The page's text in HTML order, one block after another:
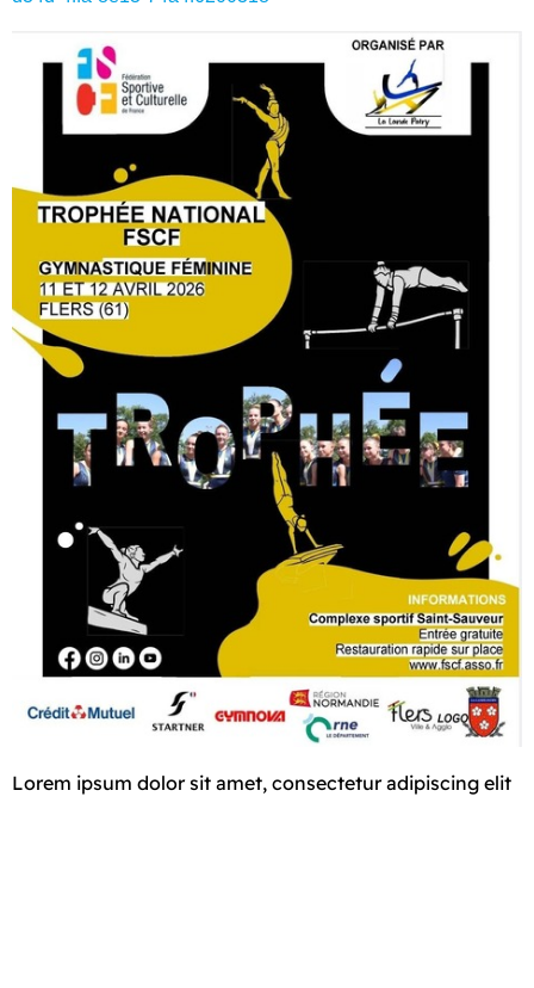
Lorem ipsum dolor sit amet, consectetur adipiscing elit